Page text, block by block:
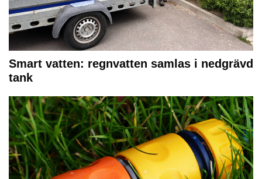
Smart vatten: regnvatten samlas i nedgrävd
tank